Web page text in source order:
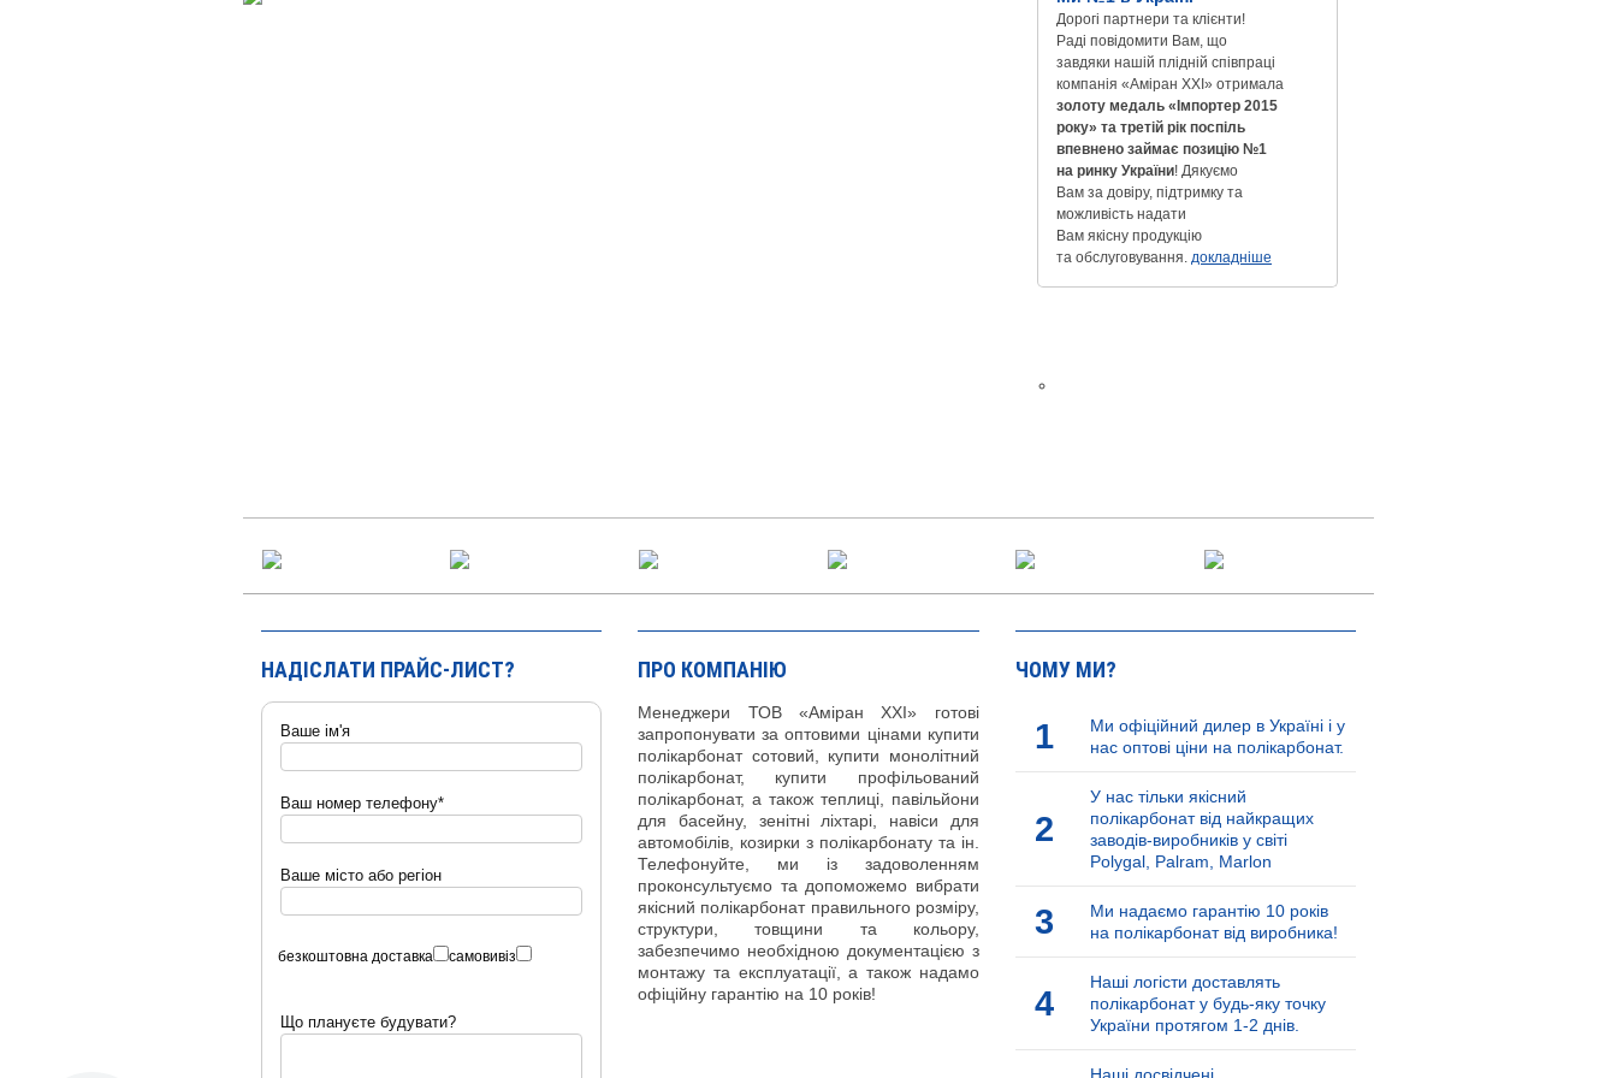
Дорогі партнери та клієнти!
Раді повідомити Вам, що
завдяки нашій плідній співпраці
компанія «Аміран XXI» отримала
золоту медаль «Імпортер 2015
року» та третій рік поспіль
впевнено займає позицію №1
на ринку України! Дякуємо
Вам за довіру, підтримку та
можливість надати
Вам якісну продукцію
та обслуговування. докладніше
НАДІСЛАТИ ПРАЙС-ЛИСТ?
Ваше ім'я
Ваш номер телефону*
Ваше місто або регіон
безкоштовна доставка самовивіз
Що плануєте будувати?
ПРО КОМПАНІЮ
Менеджери ТОВ «Аміран XXI» готові
запропонувати за оптовими цінами купити
полікарбонат сотовий, купити монолітний
полікарбонат, купити профільований
полікарбонат, а також теплиці, павільйони
для басейну, зенітні ліхтарі, навіси для
автомобілів, козирки з полікарбонату та ін.
Телефонуйте, ми із задоволенням
проконсультуємо та допоможемо вибрати
якісний полікарбонат правильного розміру,
структури, товщини та кольору,
забезпечимо необхідною документацією з
монтажу та експлуатації, а також надамо
офіційну гарантію на 10 років!
ЧОМУ МИ?
1
Ми офіційний дилер в Україні і у
нас оптові ціни на полікарбонат.
2
У нас тільки якісний
полікарбонат від найкращих
заводів-виробників у світі
Polygal, Palram, Marlon
3
Ми надаємо гарантію 10 років
на полікарбонат від виробника!
4
Наші логісти доставлять
полікарбонат у будь-яку точку
України протягом 1-2 днів.